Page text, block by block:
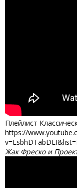
Плейлист
https://
Жак Фреско и